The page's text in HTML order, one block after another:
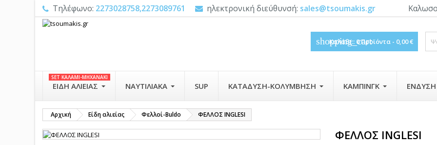
Τηλέφωνο: 2273028758,2273089761 ηλεκτρονική διεύθυνσή: sales@tsoumakis.gr
shopping_cart
Καλάθι:: 0Προϊόντα - 0,00 €
ΕΊΔΗ ΑΛΙΕΊΑΣ
SET ΚΑΛΑΜΙ-ΜΗΧΑΝΑΚΙ
ΝΑΥΤΙΛΙΑΚΆ SUP ΚΑΤΆΔΥΣΗ-ΚΟΛΎΜΒΗΣΗ ΚΆΜΠΙΝΓΚ ΈΝΔΥΣΗ
Αρχική Είδη αλιείας Φελλοί-Buldo ΦΕΛΛΟΣ INGLESI
ΦΕΛΛΟΣ INGLESI